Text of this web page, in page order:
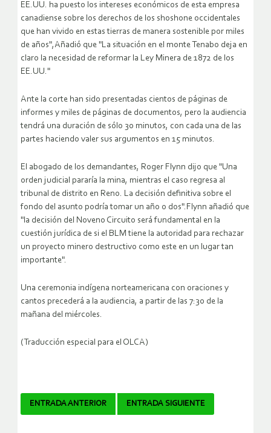
EE.UU. ha puesto los intereses económicos de esta empresa
canadiense sobre los derechos de los shoshone occidentales
que han vivido en estas tierras de manera sostenible por miles
de años",Añadió que "La situación en el monte Tenabo deja en
claro la necesidad de reformar la Ley Minera de 1872 de los
EE.UU."
Ante la corte han sido presentadas cientos de páginas de
informes y miles de páginas de documentos, pero la audiencia
tendrá una duración de sólo 30 minutos, con cada una de las
partes haciendo valer sus argumentos en 15 minutos.
El abogado de los demandantes, Roger Flynn dijo que "Una
orden judicial pararía la mina, mientras el caso regresa al
tribunal de distrito en Reno. La decisión definitiva sobre el
fondo del asunto podría tomar un año o dos".Flynn añadió que
"la decisión del Noveno Circuito será fundamental en la
cuestión jurídica de si el BLM tiene la autoridad para rechazar
un proyecto minero destructivo como este en un lugar tan
importante".
Una ceremonia indígena norteamericana con oraciones y
cantos precederá a la audiencia, a partir de las 7:30 de la
mañana del miércoles.
(Traducción especial para el OLCA)
Navegador
ENTRADA ANTERIOR ENTRADA SIGUIENTE